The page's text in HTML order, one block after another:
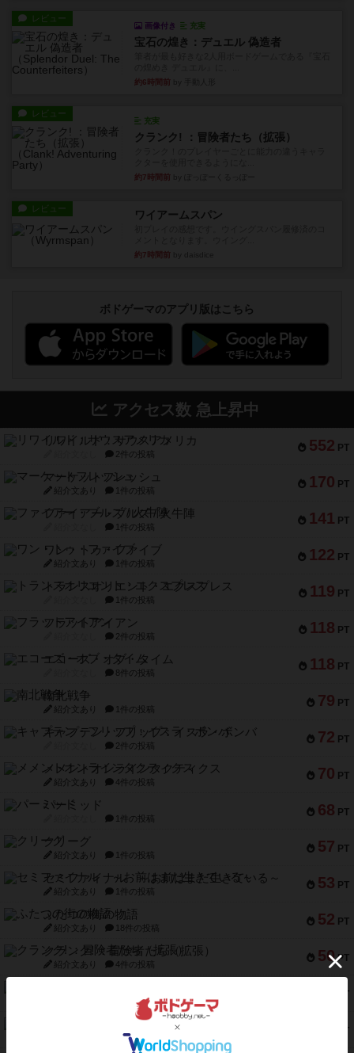
レビュー
画像付き 充実
宝石の煌き：デュエル 偽造者
約6時間前
レビュー
充実
クランク! ：冒険者たち（拡張）
約7時間前
レビュー ワイアームスパン
約7時間前
ボドゲーマのアプリ版はこちら
アクセス数 急上昇中
552 PT
リワイルド：サウスアメリカ
2件の投稿
170 PT
マーケットフレッシュ
紹介文あり 1件の投稿
141 PT
ファイアー・ブルズ / 火牛陣
1件の投稿
122 PT
ワン・トゥ・ファイブ
紹介文あり 1件の投稿
119 PT
トランスオリエント・エクスプレス
1件の投稿
118 PT
フラットアイアン
2件の投稿
118 PT
エコーズ・オブ・タイム
8件の投稿
79 PT
南北戦争
紹介文あり 1件の投稿
72 PT
キャプテン・フリップ：イスラ・ボンバ
2件の投稿
70 PT
メメントオンラインタクティクス
紹介文あり 4件の投稿
68 PT
パーミッド
1件の投稿
57 PT
クリーグ
紹介文あり 1件の投稿
53 PT
セミファイナル ～お前はまだ生きている～
紹介文あり 1件の投稿
52 PT
ふたつの街の物語
紹介文あり 18件の投稿
50 PT
クランク! ：冒険者たち（拡張）
紹介文あり 4件の投稿
PT
1件の投稿
PT
スターマイン・ラミー ポケット
2件の投稿